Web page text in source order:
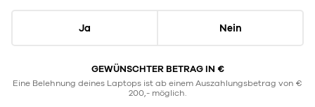
Ja Nein
GEWÜNSCHTER BETRAG IN €
Eine Belehnung deines Laptops ist ab einem Auszahlungsbetrag von €
200,- möglich.